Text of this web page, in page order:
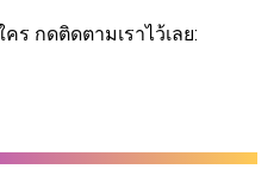
กดติดตามเราไว้เลย: